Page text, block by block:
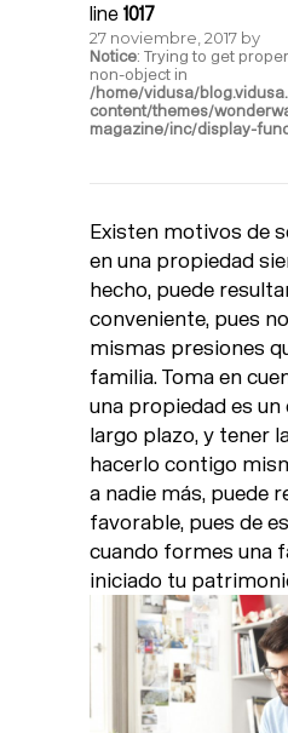
line 1017
27 noviembre, 2017 by
Notice: Trying to get
non-object in
/home/vidusa/
content/themes/
magazine/inc/display-
Existen motivos de
en una propiedad
hecho, puede
conveniente, pues
mismas presiones
familia. Toma en
una propiedad es
largo plazo, y tener
hacerlo contigo
a nadie más, puede
favorable, pues de
cuando formes una
iniciado tu